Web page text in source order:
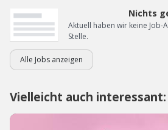
Nichts
Aktuell haben wir keine Job-
Stelle.
Alle Jobs anzeigen
Vielleicht auch interessant: